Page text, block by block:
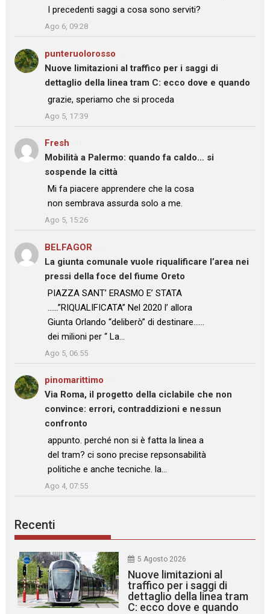
: “ I precedenti saggi a cosa sono serviti?
Ago 6, 09:28
punteruolorosso
Nuove limitazioni al traffico per i saggi di
dettaglio della linea tram C: ecco dove e quando
: “
grazie, speriamo che si proceda
”
Ago 5, 17:39
Fresh
Mobilità a Palermo: quando fa caldo… si
sospende la città
: “Mi fa piacere apprendere che la cosa
non sembrava assurda solo a me.
”
Ago 5, 15:26
BELFAGOR
La giunta comunale vuole riqualificare l’area nei
pressi della foce del fiume Oreto
: “
PIAZZA SANT’ ERASMO E’ STATA
……”RIQUALIFICATA” Nel 2020 l’ allora
Giunta Orlando “deliberò” di destinare……
dei milioni per “ La…
”
Ago 5, 06:55
pinomarittimo
Via Roma, il progetto della ciclabile che non
convince: errori, contraddizioni e nessun
confronto
: “
appunto. perché non si è fatta la linea a
del tram? ci sono precise repsonsabilità
politiche e anche tecniche. la…
”
Ago 4, 07:55
Recenti
5 Agosto 2026
Nuove limitazioni al
traffico per i saggi di
dettaglio della linea tram
C: ecco dove e quando